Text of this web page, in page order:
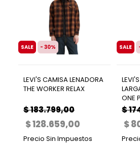
SALE - 30%
LEVI'S CAMISA LENADORA
THE WORKER RELAX
$ 183.799,00
$ 128.659,00
Precio Sin Impuestos
SALE
ONE
$
$